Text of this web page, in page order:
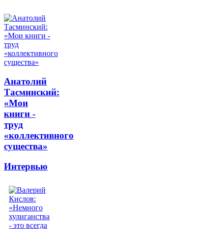
Анатолий
Тасминский:
«Мои
книги -
труд
«коллективного
существа»
Интервью